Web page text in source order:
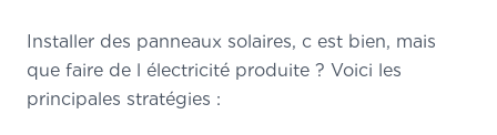
Installer des panneaux solaires, c est bien, mais
que faire de l électricité produite ? Voici les
principales stratégies :